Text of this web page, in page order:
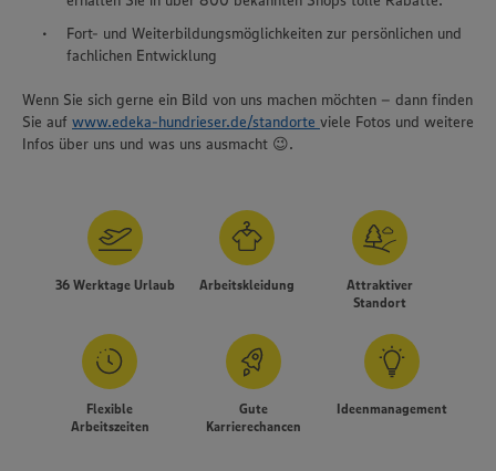
Fort- und Weiterbildungsmöglichkeiten zur persönlichen und
fachlichen Entwicklung
Wenn Sie sich gerne ein Bild von uns machen möchten – dann finden
Sie auf www.edeka-hundrieser.de/standorte viele Fotos und weitere
Infos über uns und was uns ausmacht 😉.
36 Werktage Urlaub Arbeitskleidung
Attraktiver
Standort
Flexible
Arbeitszeiten
Gute
Karrierechancen
Ideenmanagement